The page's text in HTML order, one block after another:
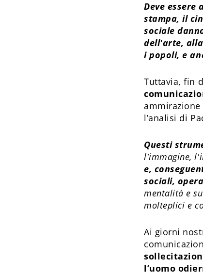
Deve
stampa, il
sociale
dell'arte,
i popoli, e
Tuttavia, fin
l’analisi di
Questi
l'immagine,
e,
sociali,
mentalità e
molteplici e
Ai giorni
l’uomo